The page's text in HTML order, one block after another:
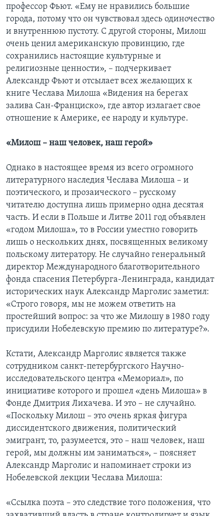
профессор Фьют. «Ему не нравились большие
города, потому что он чувствовал здесь одиночество
и внутреннюю пустоту. С другой стороны, Милош
очень ценил американскую провинцию, где
сохранились настоящие культурные и
религиозные ценности», – подчеркивает
Александр Фьют и отсылает всех желающих к
книге Чеслава Милоша «Видения на берегах
залива Сан-Франциско», где автор излагает свое
отношение к Америке, ее народу и культуре.
«Милош – наш человек, наш герой»
Однако в настоящее время из всего огромного
литературного наследия Чеслава Милоша – и
поэтического, и прозаического – русскому
читателю доступна лишь примерно одна десятая
часть. И если в Польше и Литве 2011 год объявлен
«годом Милоша», то в России уместно говорить
лишь о нескольких днях, посвященных великому
польскому литератору. Не случайно генеральный
директор Международного благотворительного
фонда спасения Петербурга-Ленинграда, кандидат
исторических наук Александр Марголис заметил:
«Строго говоря, мы не можем ответить на
простейший вопрос: за что же Милошу в 1980 году
присудили Нобелевскую премию по литературе?».
Кстати, Александр Марголис является также
сотрудником санкт-петербургского Научно-
исследовательского центра «Мемориал», по
инициативе которого и прошел «день Милоша» в
Фонде Дмитрия Лихачева. И это – не случайно.
«Поскольку Милош – это очень яркая фигура
диссидентского движения, политический
эмигрант, то, разумеется, это – наш человек, наш
герой, мы должны им заниматься», – поясняет
Александр Марголис и напоминает строки из
Нобелевской лекции Чеслава Милоша:
«Ссылка поэта – это следствие того положения, что